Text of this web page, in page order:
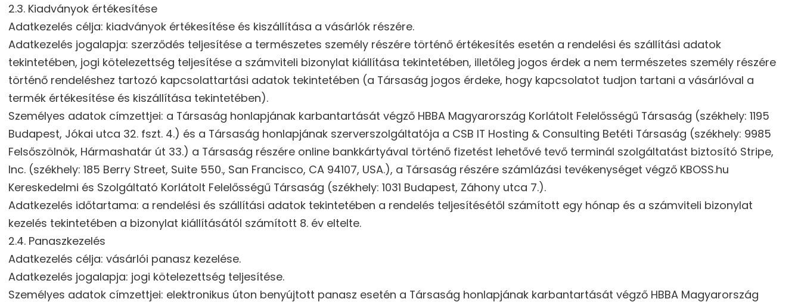
2.3. Kiadványok értékesítése
Adatkezelés célja: kiadványok értékesítése és kiszállítása a vásárlók részére.
Adatkezelés jogalapja: szerződés teljesítése a természetes személy részére történő értékesítés esetén a rendelési és szállítási adatok
tekintetében, jogi kötelezettség teljesítése a számviteli bizonylat kiállítása tekintetében, illetőleg jogos érdek a nem természetes személy részére
történő rendeléshez tartozó kapcsolattartási adatok tekintetében (a Társaság jogos érdeke, hogy kapcsolatot tudjon tartani a vásárlóval a
termék értékesítése és kiszállítása tekintetében).
Személyes adatok címzettjei: a Társaság honlapjának karbantartását végző HBBA Magyarország Korlátolt Felelősségű Társaság (székhely: 1195
Budapest, Jókai utca 32. fszt. 4.) és a Társaság honlapjának szerverszolgáltatója a CSB IT Hosting & Consulting Betéti Társaság (székhely: 9985
Felsőszölnök, Hármashatár út 33.) a Társaság részére online bankkártyával történő fizetést lehetővé tevő terminál szolgáltatást biztosító Stripe,
Inc. (székhely: 185 Berry Street, Suite 550., San Francisco, CA 94107, USA.), a Társaság részére számlázási tevékenységet végző KBOSS.hu
Kereskedelmi és Szolgáltató Korlátolt Felelősségű Társaság (székhely: 1031 Budapest, Záhony utca 7.).
Adatkezelés időtartama: a rendelési és szállítási adatok tekintetében a rendelés teljesítésétől számított egy hónap és a számviteli bizonylat
kezelés tekintetében a bizonylat kiállításától számított 8. év eltelte.
2.4. Panaszkezelés
Adatkezelés célja: vásárlói panasz kezelése.
Adatkezelés jogalapja: jogi kötelezettség teljesítése.
Személyes adatok címzettjei: elektronikus úton benyújtott panasz esetén a Társaság honlapjának karbantartását végző HBBA Magyarország